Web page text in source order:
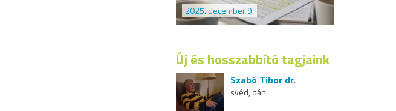
2025. december 9.
Új és hosszabbító tagjaink
Szabó Tibor dr.
svéd, dán